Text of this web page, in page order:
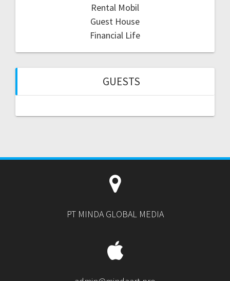
Rental Mobil
Guest House
Financial Life
GUESTS
PT MINDA GLOBAL MEDIA